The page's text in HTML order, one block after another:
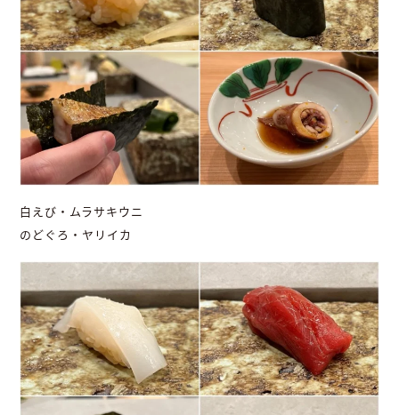
白えび・ムラサキウニ
のどぐろ・ヤリイカ